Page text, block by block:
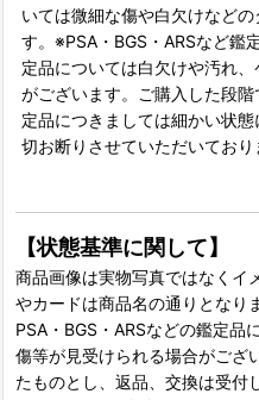
いては微細な傷や白欠けなど
す。※PSA・BGS・ARSなど鑑
定品については白欠けや汚れ
がございます。ご購入した段
定品につきましては細かい状
切お断りさせていただいており
【状態基準に関して】
商品画像は実物写真ではなくイ
やカードは商品名の通りとなり
PSA・BGS・ARSなどの鑑定品
傷等が見受けられる場合がござ
たものとし、返品、交換は受付